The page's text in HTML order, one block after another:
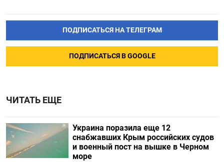
ПОДПИСАТЬСЯ НА ТЕЛЕГРАМ
ПОДПИСАТЬСЯ В GOOGLE
ЧИТАТЬ ЕЩЕ
Украина поразила еще 12
снабжавших Крым российских судов
и военный пост на вышке в Черном
море